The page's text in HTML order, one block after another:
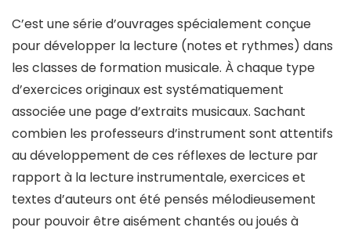
C’est une série d’ouvrages spécialement conçue
pour développer la lecture (notes et rythmes) dans
les classes de formation musicale. À chaque type
d’exercices originaux est systématiquement
associée une page d’extraits musicaux. Sachant
combien les professeurs d’instrument sont attentifs
au développement de ces réflexes de lecture par
rapport à la lecture instrumentale, exercices et
textes d’auteurs ont été pensés mélodieusement
pour pouvoir être aisément chantés ou joués à